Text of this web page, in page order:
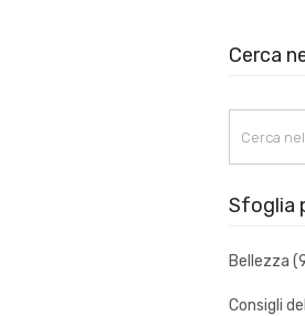
Cerca
Sfoglia
Bellezza
Consigli